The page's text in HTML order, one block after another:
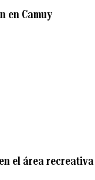
en Camuy
el área recreativa